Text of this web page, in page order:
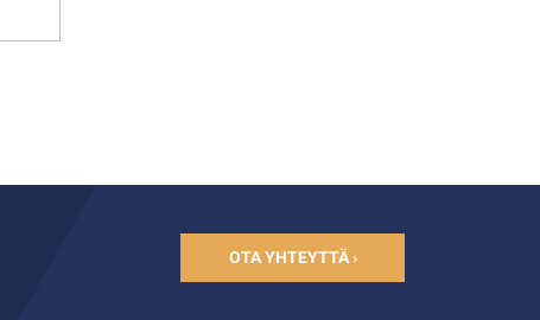
OTA YHTEYTTÄ ›